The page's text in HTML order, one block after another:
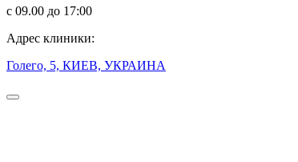
с 09.00 до 17:00
Адрес клиники:
Голего, 5, КИЕВ, УКРАИНА